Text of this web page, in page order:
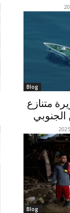
Blog
متنازع
الجنوبي
Blog